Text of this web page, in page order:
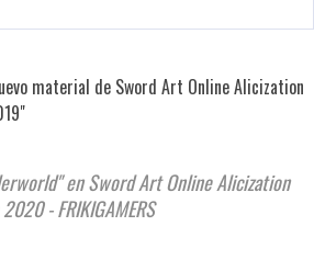
material de Sword Art Online Alicization
en Sword Art Online Alicization
- FRIKIGAMERS